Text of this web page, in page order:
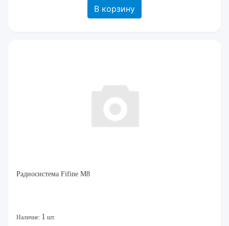
В корзину
Радиосистема Fifine M8
Наличие: 1 шт.